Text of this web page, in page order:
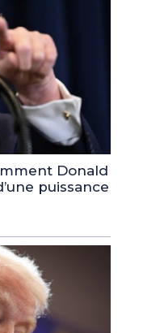
Donald
puissance